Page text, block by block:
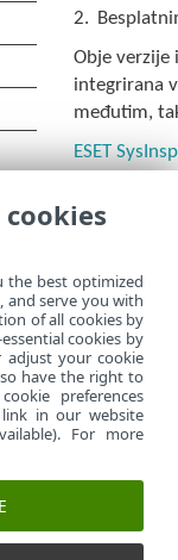
2.
Obje verzije
integrirana
međutim,
ESET
Programu
minuta,
the best optimized
and serve you with
of all cookies by
cookies by
adjust your cookie
have the right to
preferences
in our website
For more